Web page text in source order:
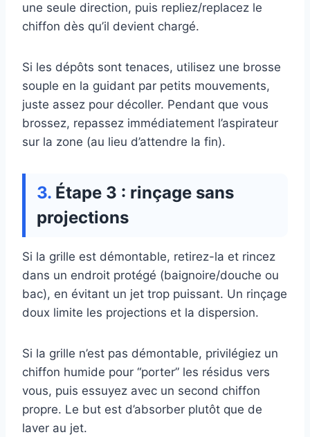
une seule direction, puis repliez/replacez le
chiffon dès qu’il devient chargé.
Si les dépôts sont tenaces, utilisez une brosse
souple en la guidant par petits mouvements,
juste assez pour décoller. Pendant que vous
brossez, repassez immédiatement l’aspirateur
sur la zone (au lieu d’attendre la fin).
Étape 3 : rinçage sans
projections
Si la grille est démontable, retirez-la et rincez
dans un endroit protégé (baignoire/douche ou
bac), en évitant un jet trop puissant. Un rinçage
doux limite les projections et la dispersion.
Si la grille n’est pas démontable, privilégiez un
chiffon humide pour “porter” les résidus vers
vous, puis essuyez avec un second chiffon
propre. Le but est d’absorber plutôt que de
laver au jet.